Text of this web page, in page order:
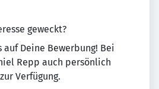
geweckt?
auf Deine Bewerbung! Bei
Repp auch persönlich
Verfügung.